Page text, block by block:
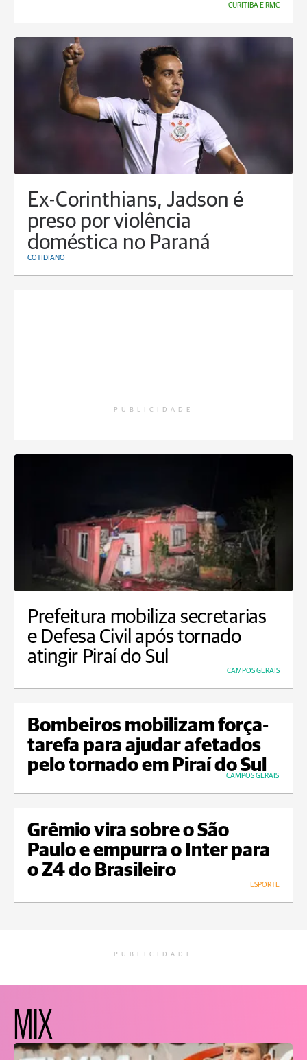
CURITIBA E RMC
Ex-Corinthians, Jadson é
preso por violência
doméstica no Paraná
COTIDIANO
PUBLICIDADE
Prefeitura mobiliza secretarias
e Defesa Civil após tornado
atingir Piraí do Sul
CAMPOS GERAIS
Bombeiros mobilizam força-
tarefa para ajudar afetados
pelo tornado em Piraí do Sul
CAMPOS GERAIS
Grêmio vira sobre o São
Paulo e empurra o Inter para
o Z4 do Brasileiro
ESPORTE
PUBLICIDADE
MIX